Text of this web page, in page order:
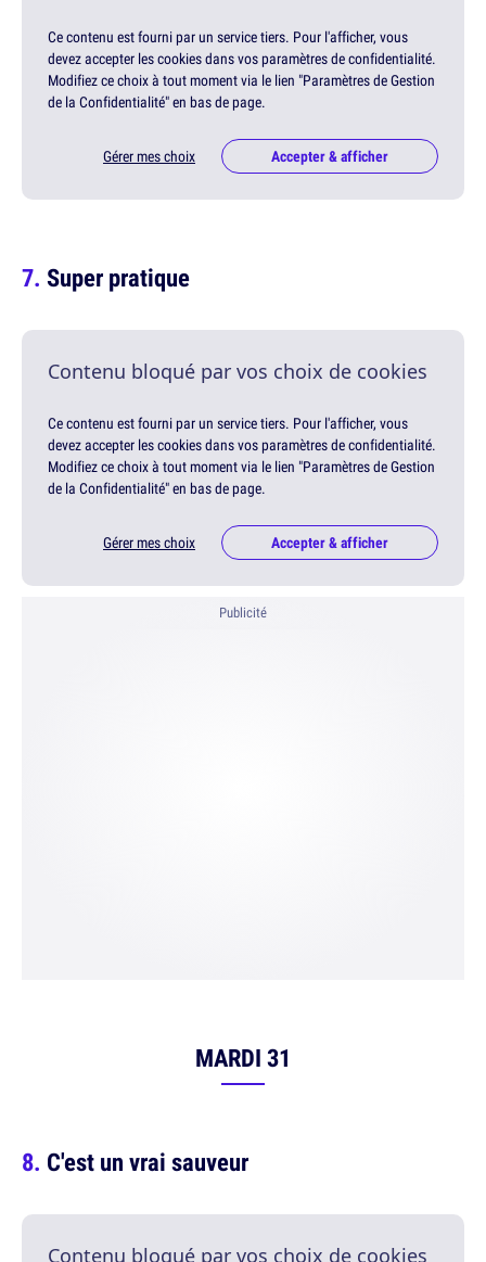
Ce contenu est fourni par un service tiers. Pour l'afficher, vous
devez accepter les cookies dans vos paramètres de confidentialité.
Modifiez ce choix à tout moment via le lien "Paramètres de Gestion
de la Confidentialité" en bas de page.
Gérer mes choix Accepter & afficher
Super pratique
Contenu bloqué par vos choix de cookies
Ce contenu est fourni par un service tiers. Pour l'afficher, vous
devez accepter les cookies dans vos paramètres de confidentialité.
Modifiez ce choix à tout moment via le lien "Paramètres de Gestion
de la Confidentialité" en bas de page.
Gérer mes choix Accepter & afficher
Publicité
MARDI 31
C'est un vrai sauveur
Contenu bloqué par vos choix de cookies